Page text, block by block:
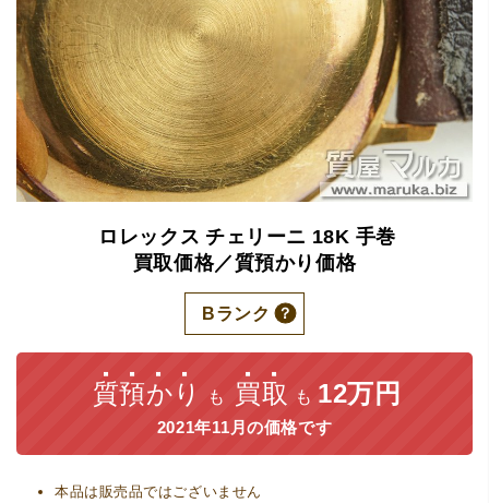
ロレックス チェリーニ 18K 手巻
買取価格／質預かり価格
Bランク
質預かり も 買取 も 12万円
2021年11月の価格です
本品は販売品ではございません